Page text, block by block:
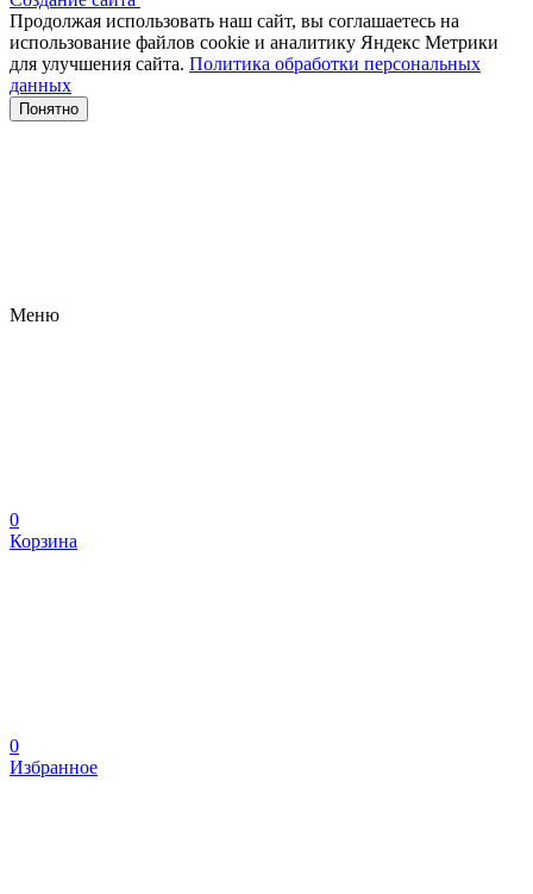
Продолжая использовать наш сайт, вы соглашаетесь на
использование файлов сооkіе и аналитику Яндекс Метрики
для улучшения сайта. Политика обработки персональных
данных
Понятно
Меню
0
Корзина
0
Избранное